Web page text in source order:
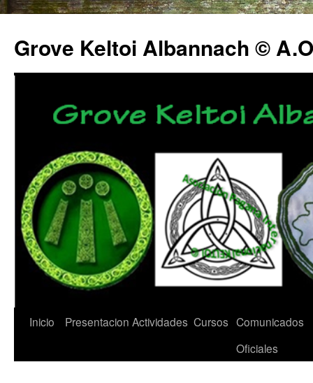
Grove Keltoi Albannach ©
Saltar
Inicio Presentacion Actividades Cursos Comunicados
Oficiales